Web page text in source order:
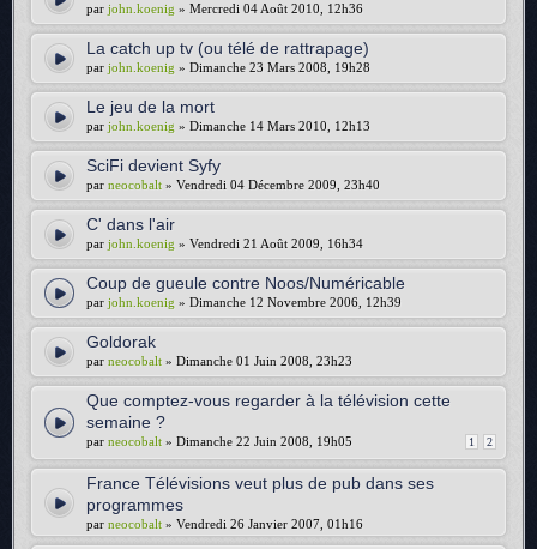
par john.koenig » Mercredi 04 Août 2010, 12h36
La catch up tv (ou télé de rattrapage)
par john.koenig » Dimanche 23 Mars 2008, 19h28
Le jeu de la mort
par john.koenig » Dimanche 14 Mars 2010, 12h13
SciFi devient Syfy
par neocobalt » Vendredi 04 Décembre 2009, 23h40
C' dans l'air
par john.koenig » Vendredi 21 Août 2009, 16h34
Coup de gueule contre Noos/Numéricable
par john.koenig » Dimanche 12 Novembre 2006, 12h39
Goldorak
par neocobalt » Dimanche 01 Juin 2008, 23h23
Que comptez-vous regarder à la télévision cette
semaine ?
1 2
par neocobalt » Dimanche 22 Juin 2008, 19h05
France Télévisions veut plus de pub dans ses
programmes
par neocobalt » Vendredi 26 Janvier 2007, 01h16